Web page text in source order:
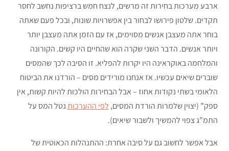
ארבע מערכות בחירות זה מרשים, לנצח חמש ברציפות נחשב לחסר
תקדים. שלטון פירושו לבחור בין אפשרויות שונות, ובכל פעם שאתה
בוחר אתה מעצבן אנשים מסוימים, אז עם הזמן אתה מעצבן יותר
ויותר אנשים. הדבר השני שקרה הוא שהחיים היו קשים. הקורונה
והמלחמה באוקראינה היו יקרות להפליא. זו הסיבה לכך שהמסים
שוברים שיאים עכשיו. אז אנחנו מורידים מסים – הורדנו את הביטוח
הלאומי בשתי נקודות אחוז – אבל הבחירות הולכות להיות קשות, אין
ספק” (יצוין שלמרות הורדת המסים, לפי ההערכותנטל המס על
התמ”ג צפוי להמשיך ולשבור שיאים).
אבל אפשר לחשוב גם על סיבה אחרת: ההתנהלות הכאוטית של